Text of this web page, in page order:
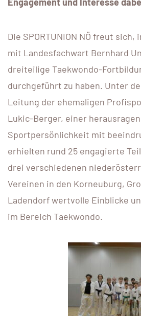
Engagement und Interesse
Die SPORTUNION NÖ freut
mit Landesfachwart Bernhard
dreiteilige Taekwondo-
durchgeführt zu haben. Unter
Leitung der ehemaligen
Lukic-Berger, einer
Sportpersönlichkeit mit
erhielten rund 25 engagierte
drei verschiedenen
Vereinen in den Korneuburg,
Ladendorf wertvolle Einblicke
im Bereich Taekwondo.